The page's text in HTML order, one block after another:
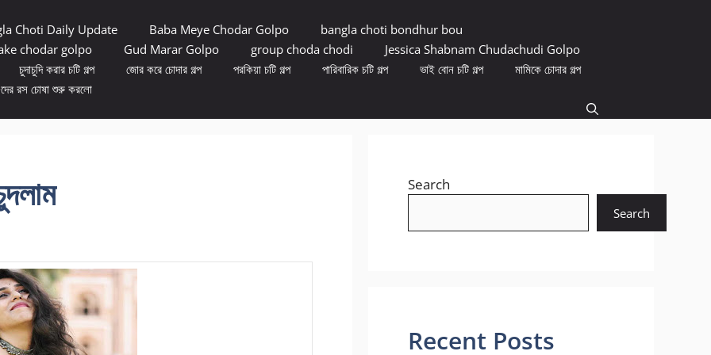
Choti Daily Update Baba Meye Chodar Golpo
bangla choti bondhur bou
chodar golpo Gud Marar Golpo group choda chodi
Jessica Shabnam Chudachudi Golpo
চুদাচুদি করার চটি গল্প জোর করে চোদার গল্প পরকিয়া চটি গল্প পারিবারিক চটি গল্প ভাই বোন চটি গল্প
মামিকে চোদার গল্প
রস চোষা শুরু করলো
Search
Search
Recent Posts